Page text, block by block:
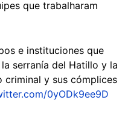
que trabalharam
e instituciones que
serranía del Hatillo y la
criminal y sus cómplices
0yODk9ee9D